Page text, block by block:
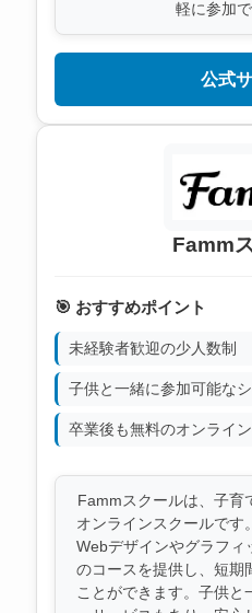
軽に参加で
公式
Famm
🎯 おすすめポイント
未経験者歓迎の少人数制
子供と一緒に参加可能な
卒業後も無料のオンライ
Fammスクールは、子育
オンラインスクールです
Webデザインやグラフィ
のコースを提供し、短期
ことができます。子供と